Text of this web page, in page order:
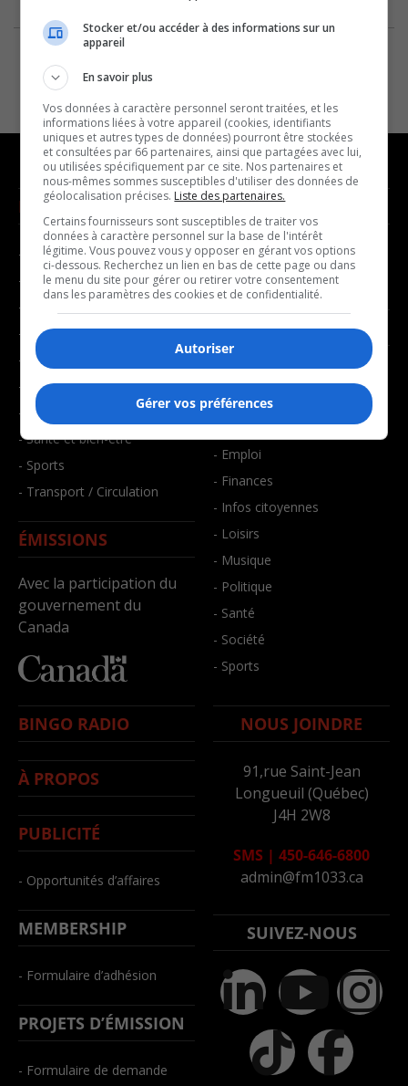
NOUVELLES
- Affaires municipales
- Communauté / Social
- Culture
- Économie
- Éducation
- Environnement
- Faits divers
- Santé et bien-être
- Sports
- Transport / Circulation
ÉMISSIONS
Avec la participation du
gouvernement du
Canada
MUSIQUE
- Décompte franco
- Joué récemment
BALADOS
- Art de vivre
- Bien-être
- Emploi
- Finances
- Infos citoyennes
- Loisirs
- Musique
- Politique
- Santé
- Société
- Sports
BINGO RADIO
À PROPOS
PUBLICITÉ
- Opportunités d’affaires
MEMBERSHIP
- Formulaire d’adhésion
PROJETS D’ÉMISSION
- Formulaire de demande
NOUS JOINDRE
91,rue Saint-Jean
Longueuil (Québec)
J4H 2W8
SMS | 450-646-6800
admin@fm1033.ca
SUIVEZ-NOUS
Stocker et/ou accéder à des informations sur un
appareil
En savoir plus
Vos données à caractère personnel seront traitées, et les
informations liées à votre appareil (cookies, identifiants
uniques et autres types de données) pourront être stockées
et consultées par 66 partenaires, ainsi que partagées avec lui,
ou utilisées spécifiquement par ce site. Nos partenaires et
nous-mêmes sommes susceptibles d'utiliser des données de
géolocalisation précises. Liste des partenaires.
Certains fournisseurs sont susceptibles de traiter vos
données à caractère personnel sur la base de l'intérêt
légitime. Vous pouvez vous y opposer en gérant vos options
ci-dessous. Recherchez un lien en bas de cette page ou dans
le menu du site pour gérer ou retirer votre consentement
dans les paramètres des cookies et de confidentialité.
Autoriser
Gérer vos préférences